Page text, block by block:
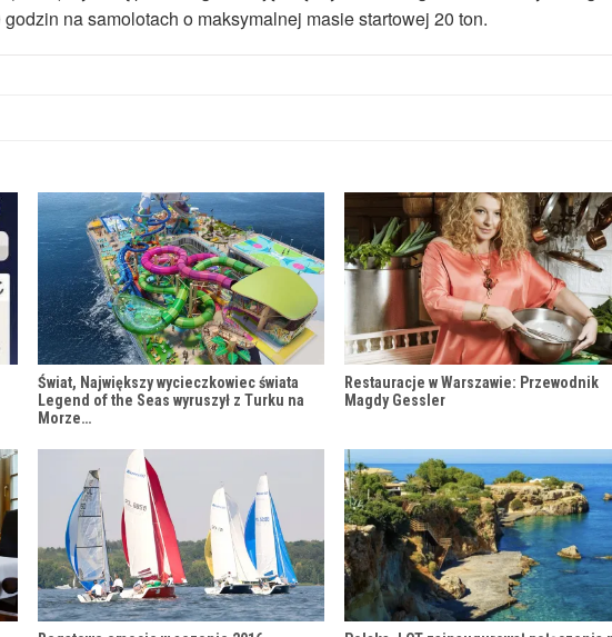
na samolotach o maksymalnej masie startowej 20 ton.
Świat, Największy wycieczkowiec świata
Legend of the Seas wyruszył z Turku na
Morze…
Restauracje w Warszawie: Przewodnik
Magdy Gessler